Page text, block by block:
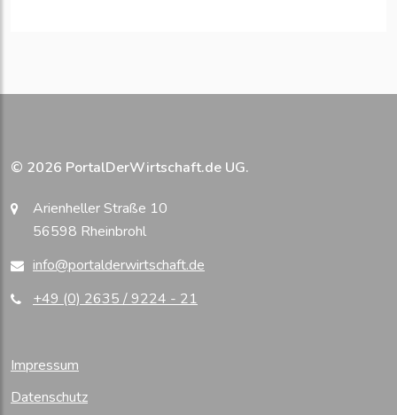
© 2026 PortalDerWirtschaft.de UG.
Arienheller Straße 10
56598 Rheinbrohl
info@portalderwirtschaft.de
+49 (0) 2635 / 9224 - 21
Impressum
Datenschutz